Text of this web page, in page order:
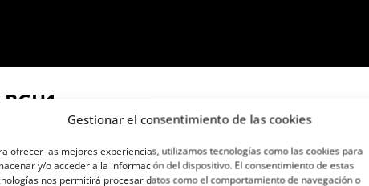
Gestionar el consentimiento de las cookies
ofrecer las mejores experiencias, utilizamos tecnologías como las cookies para
y/o acceder a la información del dispositivo. El consentimiento de estas
nos permitirá procesar datos como el comportamiento de navegación o
60p/50p y grabación de vídeo ilimitada en 10 bits